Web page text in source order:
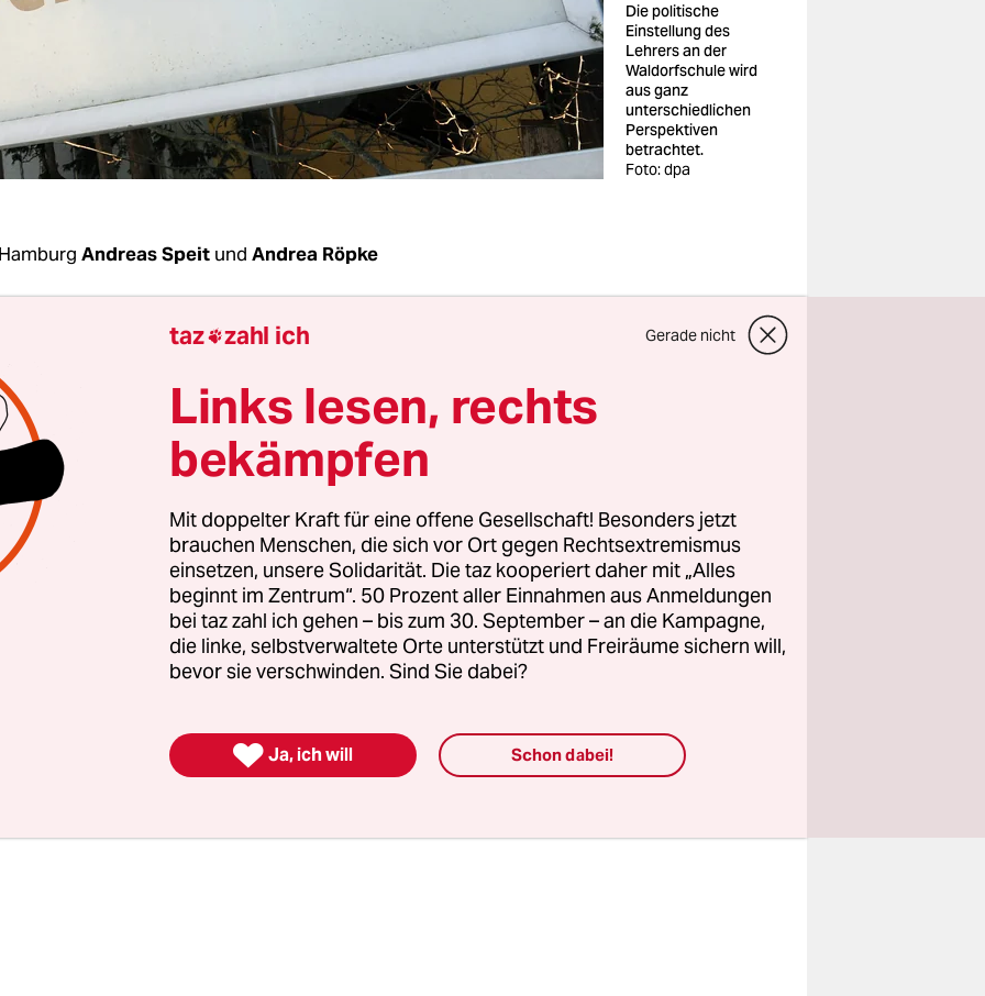
Die politische
Einstellung des
Lehrers an der
Waldorfschule wird
aus ganz
unterschiedlichen
Perspektiven
betrachtet.
Foto: dpa
Andreas Speit und Andrea Röpke
könnten die Einschätzungen zu einem Waldorflehrer
Verstrickungen von Wolf-Dieter Schröppe in die
Szene seien zu stark, sagt Franz Glaw vom Bund der
e. V. (BdFWS). Er folgert: „Mit sofortiger Wirkung
dem betreffenden Kollegen getrennt werden.“
hält dagegen: „Wir sind davon überzeugt, das unser
rechtsextreme oder völkisches Gedankengut pflegt.“
Seit rund 20 Jahren unterrichtet Wolf-Dieter Schröppe an
Waldorfschule in Minden, Nordrhein-Westfalen. Schröppe,
niedersächsischen Uchte, ist bei Schülern und Kollegen
taz zahl ich Gerade nicht
Links lesen, rechts
bekämpfen
Mit doppelter Kraft für eine offene Gesellschaft! Besonders jetzt
brauchen Menschen, die sich vor Ort gegen Rechtsextremismus
einsetzen, unsere Solidarität. Die taz kooperiert daher mit „Alles
beginnt im Zentrum“. 50 Prozent aller Einnahmen aus Anmeldungen
bei taz zahl ich gehen – bis zum 30. September – an die Kampagne,
die linke, selbstverwaltete Orte unterstützt und Freiräume sichern will,
bevor sie verschwinden. Sind Sie dabei?
 Ja, ich will Schon dabei!